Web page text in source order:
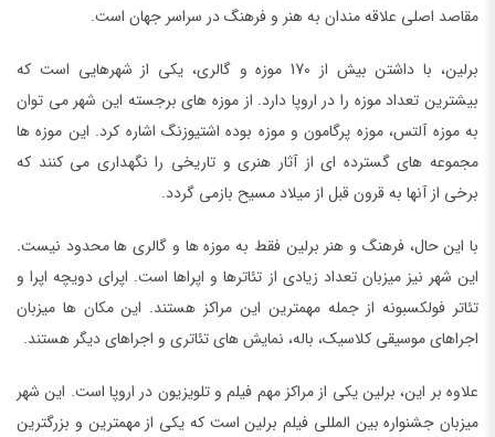
مقاصد اصلی علاقه مندان به هنر و فرهنگ در سراسر جهان است.
برلین، با داشتن بیش از 170 موزه و گالری، یکی از شهرهایی است که
بیشترین تعداد موزه را در اروپا دارد. از موزه های برجسته این شهر می توان
به موزه آلتس، موزه پرگامون و موزه بوده اشتیوزنگ اشاره کرد. این موزه ها
مجموعه های گسترده ای از آثار هنری و تاریخی را نگهداری می کنند که
برخی از آنها به قرون قبل از میلاد مسیح بازمی گردد.
با این حال، فرهنگ و هنر برلین فقط به موزه ها و گالری ها محدود نیست.
این شهر نیز میزبان تعداد زیادی از تئاترها و اپراها است. اپرای دویچه اپرا و
تئاتر فولکسبونه از جمله مهمترین این مراکز هستند. این مکان ها میزبان
اجراهای موسیقی کلاسیک، باله، نمایش های تئاتری و اجراهای دیگر هستند.
علاوه بر این، برلین یکی از مراکز مهم فیلم و تلویزیون در اروپا است. این شهر
میزبان جشنواره بین المللی فیلم برلین است که یکی از مهمترین و بزرگترین